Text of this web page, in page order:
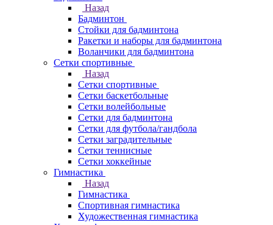
Назад
Бадминтон
Стойки для бадминтона
Ракетки и наборы для бадминтона
Воланчики для бадминтона
Сетки спортивные
Назад
Сетки спортивные
Сетки баскетбольные
Сетки волейбольные
Сетки для бадминтона
Сетки для футбола/гандбола
Сетки заградительные
Сетки теннисные
Сетки хоккейные
Гимнастика
Назад
Гимнастика
Спортивная гимнастика
Художественная гимнастика